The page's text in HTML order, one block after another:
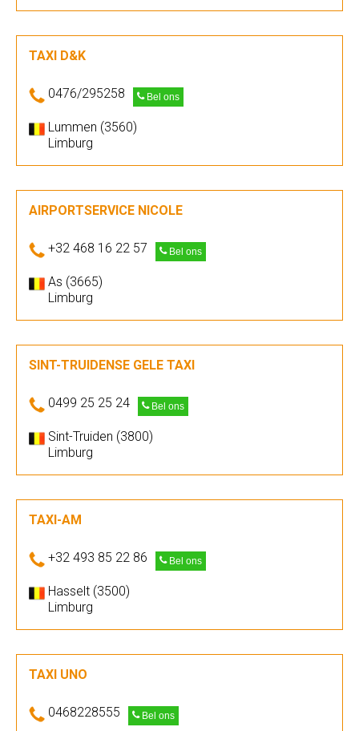
TAXI D&K
0476/295258 Bel ons
Lummen (3560)
Limburg
AIRPORTSERVICE NICOLE
+32 468 16 22 57 Bel ons
As (3665)
Limburg
SINT-TRUIDENSE GELE TAXI
0499 25 25 24 Bel ons
Sint-Truiden (3800)
Limburg
TAXI-AM
+32 493 85 22 86 Bel ons
Hasselt (3500)
Limburg
TAXI UNO
0468228555 Bel ons